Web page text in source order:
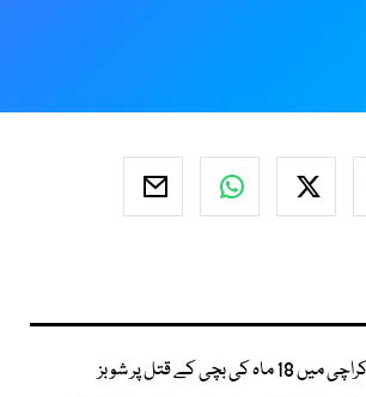
کراچی میں 18 ماہ کی بچی کے قتل پر شوبز